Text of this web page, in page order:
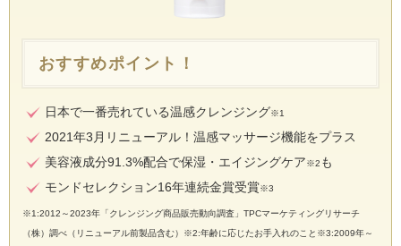
おすすめポイント！
日本で一番売れている温感クレンジング※1
2021年3月リニューアル！温感マッサージ機能をプラス
美容液成分91.3%配合で保湿・エイジングケア※2 も
モンドセレクション16年連続金賞受賞※3
※1:2012～2023年「クレンジング商品販売動向調査」TPCマーケティングリサーチ
（株）調べ（リニューアル前製品含む）※2:年齢に応じたお手入れのこと※3:2009年～